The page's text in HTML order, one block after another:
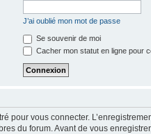
J’ai oublié mon mot de passe
Se souvenir de moi
Cacher mon statut en ligne pour
pour vous connecter.
du forum. Avant de vous